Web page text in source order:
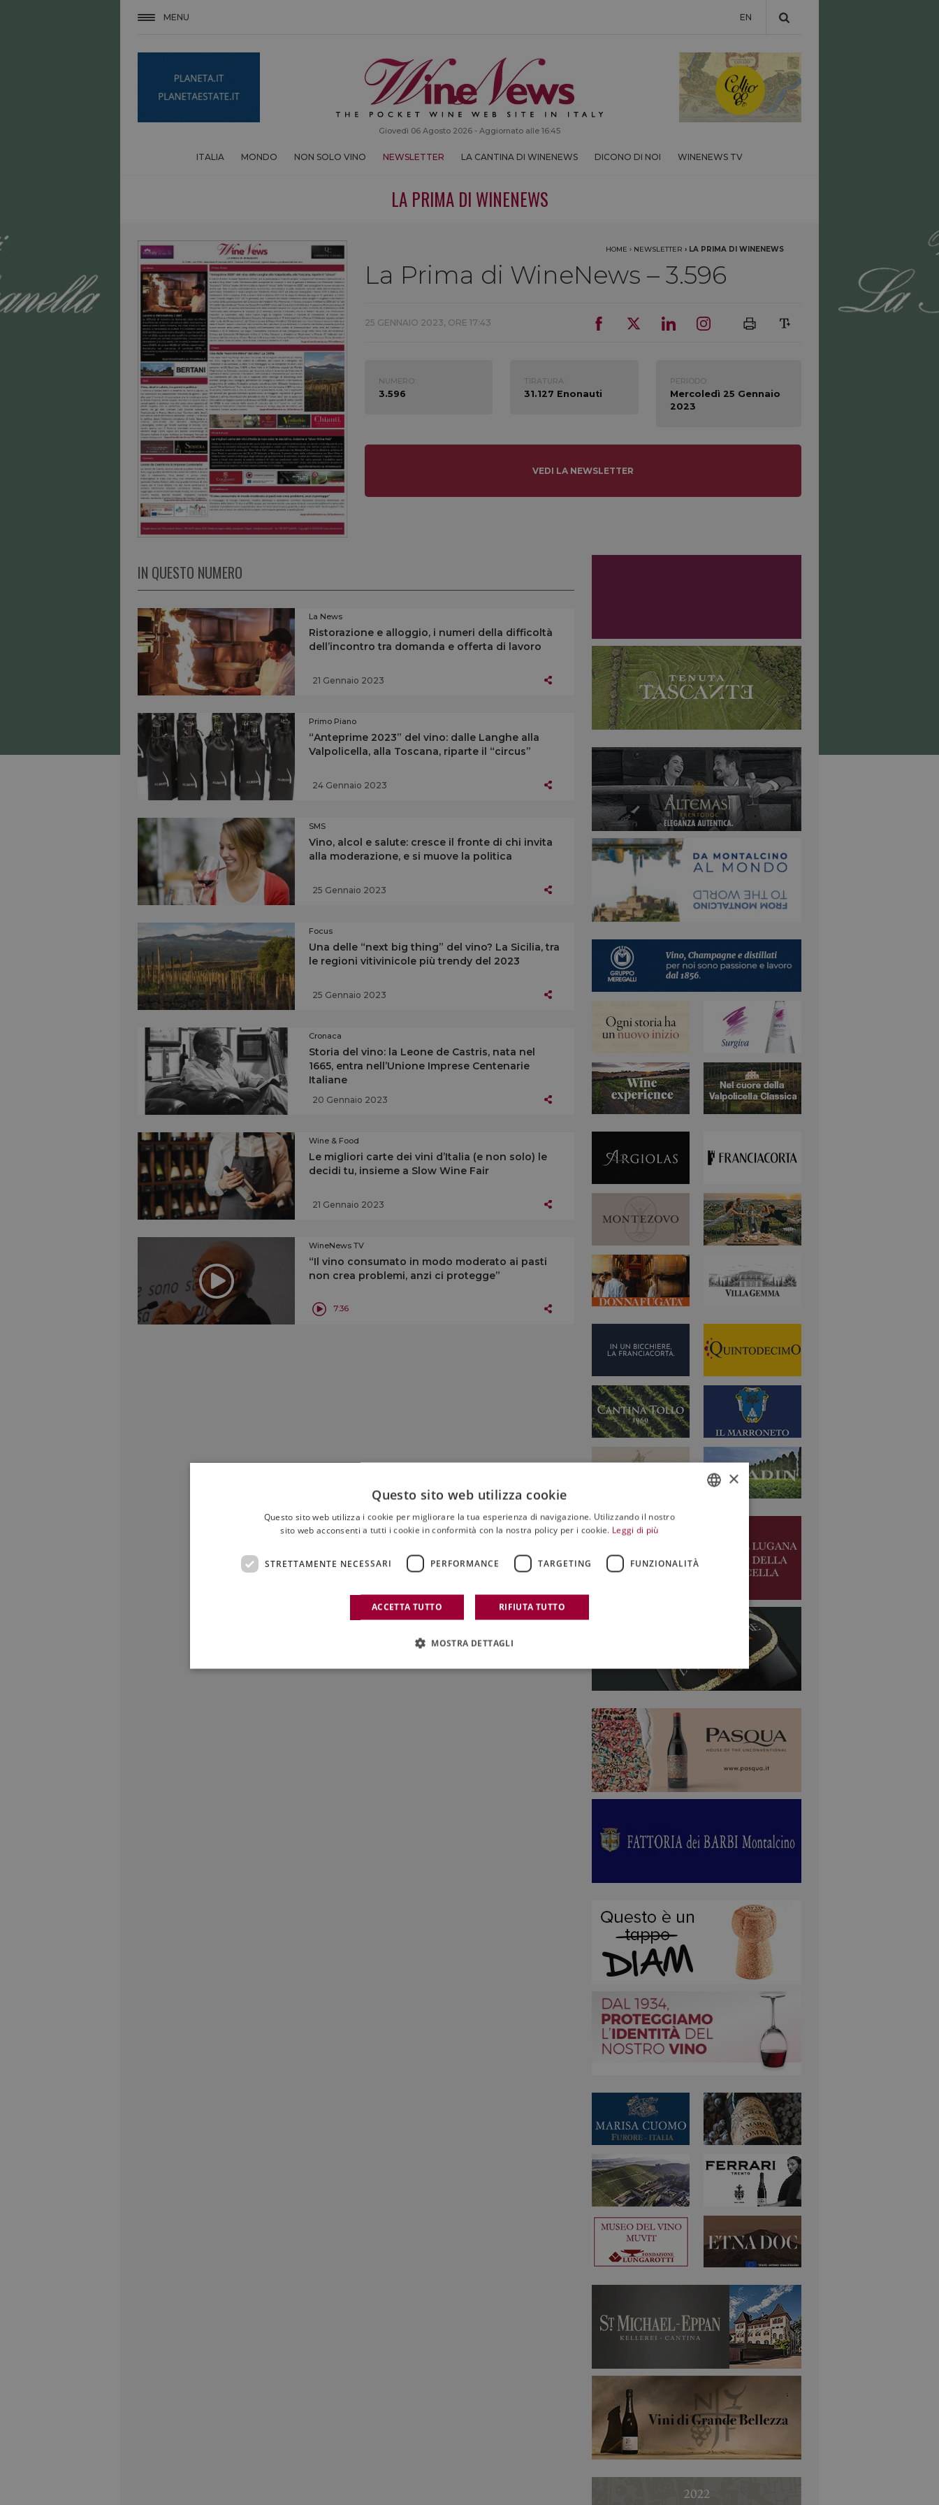
MENU EN
Giovedì 06 Agosto 2026 - Aggiornato alle 16:45
ITALIA MONDO NON SOLO VINO NEWSLETTER LA CANTINA DI WINENEWS DICONO DI NOI WINENEWS TV
LA PRIMA DI WINENEWS
HOME › NEWSLETTER › LA PRIMA DI WINENEWS
La Prima di WineNews – 3.596
25 GENNAIO 2023, ORE 17:43
NUMERO:
3.596
TIRATURA:
31.127 Enonauti
PERIODO:
Mercoledì 25 Gennaio
2023
VEDI LA NEWSLETTER
IN QUESTO NUMERO
La News
Ristorazione e alloggio, i numeri della difficoltà
dell’incontro tra domanda e offerta di lavoro
21 Gennaio 2023
Primo Piano
“Anteprime 2023” del vino: dalle Langhe alla
Valpolicella, alla Toscana, riparte il “circus”
24 Gennaio 2023
SMS
Vino, alcol e salute: cresce il fronte di chi invita
alla moderazione, e si muove la politica
25 Gennaio 2023
Focus
Una delle “next big thing” del vino? La Sicilia, tra
le regioni vitivinicole più trendy del 2023
25 Gennaio 2023
Cronaca
Storia del vino: la Leone de Castris, nata nel
1665, entra nell’Unione Imprese Centenarie
Italiane
20 Gennaio 2023
Wine & Food
Le migliori carte dei vini d’Italia (e non solo) le
decidi tu, insieme a Slow Wine Fair
21 Gennaio 2023
WineNews TV
“Il vino consumato in modo moderato ai pasti
non crea problemi, anzi ci protegge”
7:36
×
Questo sito web utilizza cookie
Questo sito web utilizza i cookie per migliorare la tua esperienza di navigazione. Utilizzando il nostro
sito web acconsenti a tutti i cookie in conformità con la nostra policy per i cookie. Leggi di più
STRETTAMENTE NECESSARI PERFORMANCE TARGETING FUNZIONALITÀ
ACCETTA TUTTO RIFIUTA TUTTO
MOSTRA DETTAGLI